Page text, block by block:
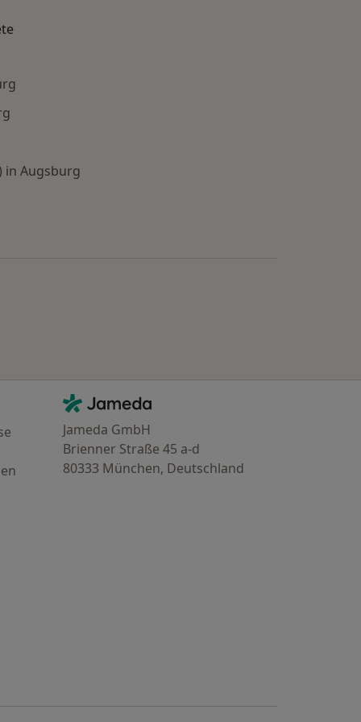
in Augsburg
Kontakt
Jameda - Startseite
Jameda GmbH
Brienner Straße 45 a-d
80333 München, Deutschland